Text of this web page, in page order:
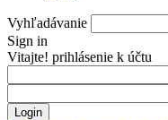
Vyhľadávanie
Sign in
Vitajte! prihlásenie k účtu